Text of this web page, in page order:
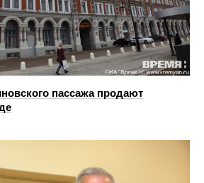
пассажа продают